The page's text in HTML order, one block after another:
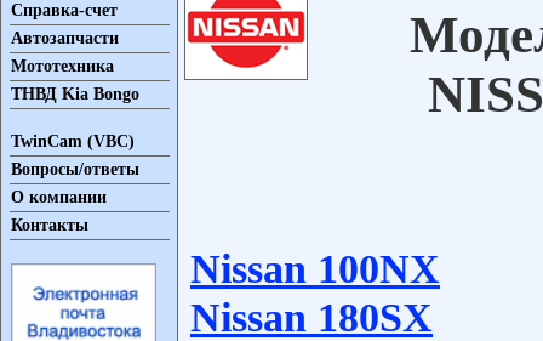
Справка-счет
Автозапчасти
Мототехника
ТНВД Kia Bongo
TwinCam (VBC)
Вопросы/ответы
О компании
Контакты
Nissan 100NX
Nissan 180SX